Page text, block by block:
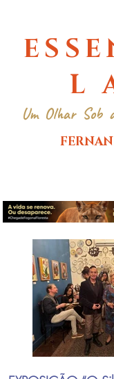
L
Um Olhar Sob